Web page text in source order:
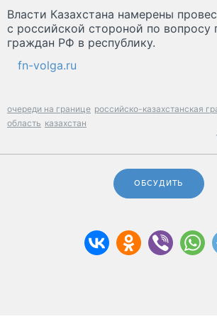
Власти Казахстана намерены
с российской стороной по вопросу
граждан РФ в республику.
fn-volga.ru
очереди на границе российско-казахстанская
область казахстан
ОБСУДИТЬ